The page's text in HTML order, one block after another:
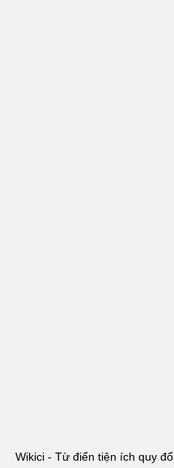
Wikici - Từ điển tiện ích quy